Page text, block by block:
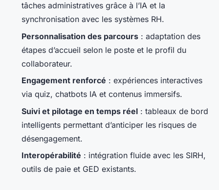
tâches administratives grâce à l’IA et la
synchronisation avec les systèmes RH.
Personnalisation des parcours : adaptation des
étapes d’accueil selon le poste et le profil du
collaborateur.
Engagement renforcé : expériences interactives
via quiz, chatbots IA et contenus immersifs.
Suivi et pilotage en temps réel : tableaux de bord
intelligents permettant d’anticiper les risques de
désengagement.
Interopérabilité : intégration fluide avec les SIRH,
outils de paie et GED existants.